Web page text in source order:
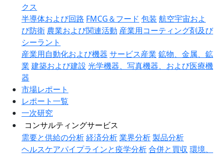
クス
半導体および回路 FMCG＆フード 包装 航空宇宙およ
び防衛 農業および関連活動 産業用コーティング剤及び
シーラント
産業用自動化および機器 サービス産業 鉱物、金属、鉱
業 建築および建設 光学機器、写真機器、および医療機
器
市場レポート
レポート一覧
一次研究
コンサルティングサービス
需要と供給の分析経済分析業界分析製品分析
ヘルスケアパイプラインと疫学分析合併と買収 環境、